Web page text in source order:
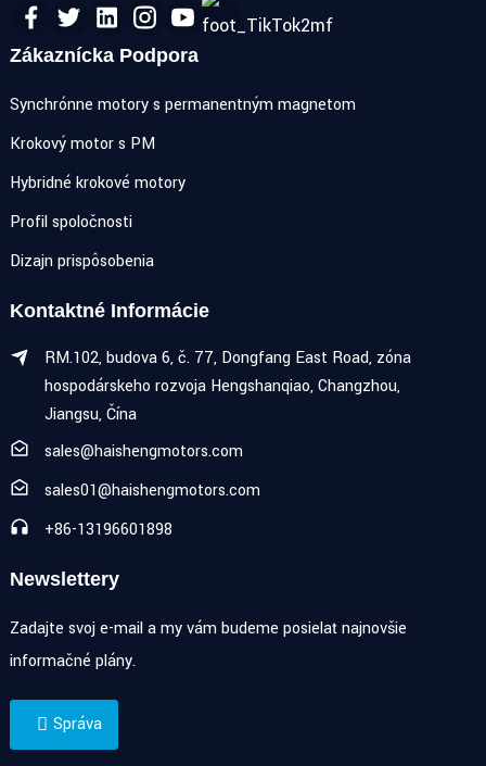
Zákaznícka Podpora
Synchrónne motory s permanentným magnetom
Krokový motor s PM
Hybridné krokové motory
Profil spoločnosti
Dizajn prispôsobenia
Kontaktné Informácie
RM.102, budova 6, č. 77, Dongfang East Road, zóna
hospodárskeho rozvoja Hengshanqiao, Changzhou,
Jiangsu, Čína
sales@haishengmotors.com
sales01@haishengmotors.com
+86-13196601898
Newslettery
Zadajte svoj e-mail a my vám budeme posielať najnovšie
informačné plány.
Správa